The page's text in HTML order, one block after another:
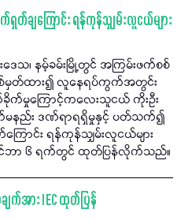
ချကြောင်း ရန်ကုန်သျှမ်းလူငယ်များ
ဒေသ၊ နမ့်ခမ်းမြို့တွင် အကြမ်းဖက်စစ်
စ်မှတ်ထား၍ လူနေရပ်ကွက်အတွင်း
က်ခိုက်မှုကြောင့်ကလေးသူငယ် ကိုးဦး
နည်း ဒဏ်ရာရရှိမှုနှင့် ပတ်သက်၍
ောင်း ရန်ကုန်သျှမ်းလူငယ်များ
င်ဘာ ၆ ရက်တွင် ထုတ်ပြန်လိုက်သည်။
ျက်အား IEC ထုတ်ပြန်